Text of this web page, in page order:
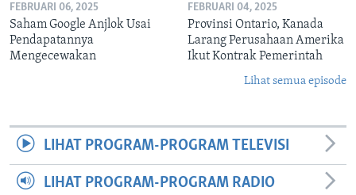
FEBRUARI 06, 2025
Saham Google Anjlok Usai
Pendapatannya
Mengecewakan
FEBRUARI 04, 2025
Provinsi Ontario, Kanada
Larang Perusahaan Amerika
Ikut Kontrak Pemerintah
Lihat semua episode
LIHAT PROGRAM-PROGRAM TELEVISI
LIHAT PROGRAM-PROGRAM RADIO